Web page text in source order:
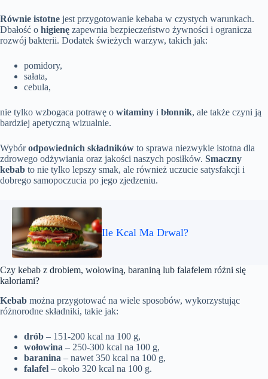
Równie istotne jest przygotowanie kebaba w czystych warunkach.
Dbałość o higienę zapewnia bezpieczeństwo żywności i ogranicza
rozwój bakterii. Dodatek świeżych warzyw, takich jak:
pomidory,
sałata,
cebula,
nie tylko wzbogaca potrawę o witaminy i błonnik, ale także czyni ją
bardziej apetyczną wizualnie.
Wybórodpowiednich składników to sprawa niezwykle istotna dla
zdrowego odżywiania oraz jakości naszych posiłków. Smaczny
kebab to nie tylko lepszy smak, ale również uczucie satysfakcji i
dobrego samopoczucia po jego zjedzeniu.
Ile Kcal Ma Drwal?
Czy kebab z drobiem, wołowiną, baraniną lub falafelem różni się
kaloriami?
Kebab można przygotować na wiele sposobów, wykorzystując
różnorodne składniki, takie jak:
drób – 151-200 kcal na 100 g,
wołowina – 250-300 kcal na 100 g,
baranina – nawet 350 kcal na 100 g,
falafel – około 320 kcal na 100 g.